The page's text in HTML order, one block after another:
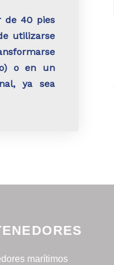
de 40 pies
utilizarse
o en un
ya sea
marítimos